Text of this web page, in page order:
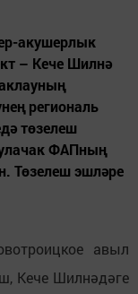
акушерлык
– Кече Шилнә
региональ
төзелеш
ФАПның
Төзелеш эшләре
авыл
Кече Шилнәдәге